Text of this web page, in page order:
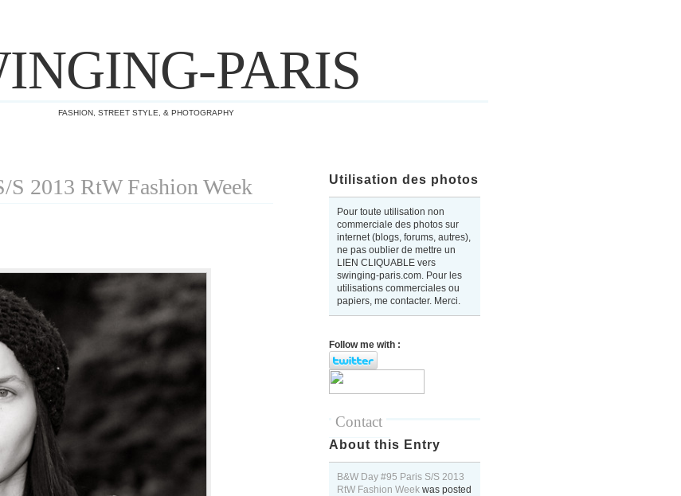
PARIS
FASHION, STREET STYLE, & PHOTOGRAPHY
Utilisation des photos
Pour toute utilisation non
commerciale des photos sur
internet (blogs, forums, autres),
ne pas oublier de mettre un
LIEN CLIQUABLE vers
swinging-paris.com. Pour les
utilisations commerciales ou
papiers, me contacter. Merci.
Follow me with :
Contact
About this Entry
B&W Day #95 Paris S/S 2013
RtW Fashion Week was posted
2013 RtW Fashion Week